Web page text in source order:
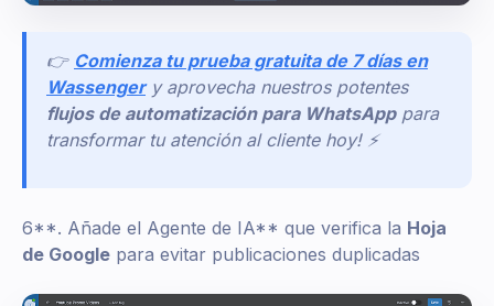
👉 Comienza tu prueba gratuita de 7 días en
Wassenger y aprovecha nuestros potentes
flujos de automatización para WhatsApp para
transformar tu atención al cliente hoy! ⚡
6**. Añade el Agente de IA** que verifica la Hoja
de Google para evitar publicaciones duplicadas